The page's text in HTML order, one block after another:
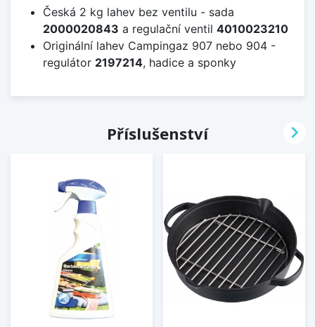
Česká 2 kg lahev bez ventilu - sada
2000020843 a regulační ventil 4010023210
Originální lahev Campingaz 907 nebo 904 -
regulátor 2197214, hadice a sponky
Příslušenství 